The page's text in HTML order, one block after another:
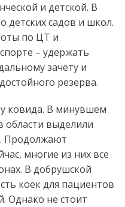
и детской. В
детских садов и школ.
по ЦТ и
– удержать
зачету и
резерва.
ковида. В минувшем
области выделили
Продолжают
многие из них все
В добрушской
коек для пациентов
Однако не стоит